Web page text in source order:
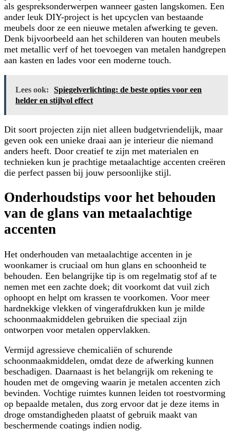
als gespreksonderwerpen wanneer gasten langskomen. Een
ander leuk DIY-project is het upcyclen van bestaande
meubels door ze een nieuwe metalen afwerking te geven.
Denk bijvoorbeeld aan het schilderen van houten meubels
met metallic verf of het toevoegen van metalen handgrepen
aan kasten en lades voor een moderne touch.
Lees ook:
Spiegelverlichting: de beste opties voor een
helder en stijlvol effect
Dit soort projecten zijn niet alleen budgetvriendelijk, maar
geven ook een unieke draai aan je interieur die niemand
anders heeft. Door creatief te zijn met materialen en
technieken kun je prachtige metaalachtige accenten creëren
die perfect passen bij jouw persoonlijke stijl.
Onderhoudstips voor het behouden
van de glans van metaalachtige
accenten
Het onderhouden van metaalachtige accenten in je
woonkamer is cruciaal om hun glans en schoonheid te
behouden. Een belangrijke tip is om regelmatig stof af te
nemen met een zachte doek; dit voorkomt dat vuil zich
ophoopt en helpt om krassen te voorkomen. Voor meer
hardnekkige vlekken of vingerafdrukken kun je milde
schoonmaakmiddelen gebruiken die speciaal zijn
ontworpen voor metalen oppervlakken.
Vermijd agressieve chemicaliën of schurende
schoonmaakmiddelen, omdat deze de afwerking kunnen
beschadigen. Daarnaast is het belangrijk om rekening te
houden met de omgeving waarin je metalen accenten zich
bevinden. Vochtige ruimtes kunnen leiden tot roestvorming
op bepaalde metalen, dus zorg ervoor dat je deze items in
droge omstandigheden plaatst of gebruik maakt van
beschermende coatings indien nodig.